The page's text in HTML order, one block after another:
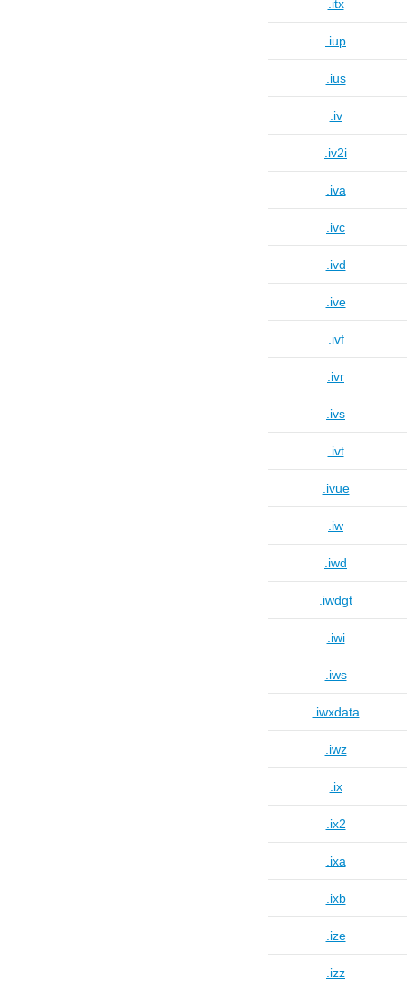
.itx
.iup
.ius
.iv
.iv2i
.iva
.ivc
.ivd
.ive
.ivf
.ivr
.ivs
.ivt
.ivue
.iw
.iwd
.iwdgt
.iwi
.iws
.iwxdata
.iwz
.ix
.ix2
.ixa
.ixb
.ize
.izz